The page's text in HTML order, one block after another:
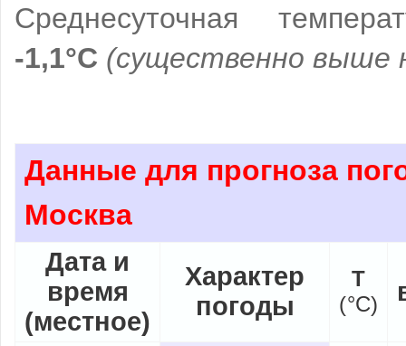
Среднесуточная
-1,1°C (существенно выше
Данные для прогноза
Москва
Дата и
время
(местное)
Характер
погоды
Т
(°C)